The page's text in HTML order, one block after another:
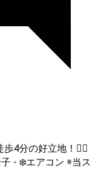
エアコン ※当ス